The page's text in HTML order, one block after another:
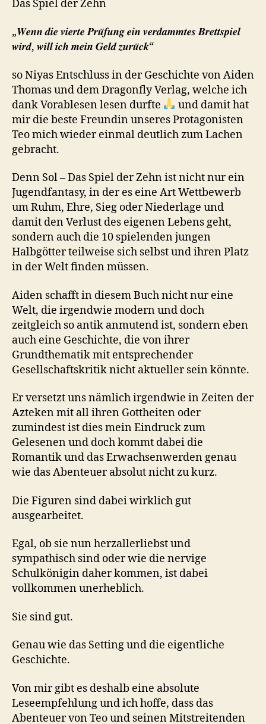
Das Spiel der Zehn
„𝑾𝒆𝒏𝒏 𝒅𝒊𝒆 𝒗𝒊𝒆𝒓𝒕𝒆 𝑷𝒓𝒖̈𝒇𝒖𝒏𝒈 𝒆𝒊𝒏 𝒗𝒆𝒓𝒅𝒂𝒎𝒎𝒕𝒆𝒔 𝑩𝒓𝒆𝒕𝒕𝒔𝒑𝒊𝒆𝒍
𝒘𝒊𝒓𝒅, 𝒘𝒊𝒍𝒍 𝒊𝒄𝒉 𝒎𝒆𝒊𝒏 𝑮𝒆𝒍𝒅 𝒛𝒖𝒓𝒖̈𝒄𝒌“
so Niyas Entschluss in der Geschichte von Aiden
Thomas und dem Dragonfly Verlag, welche ich
dank Vorablesen lesen durfte
und damit hat
mir die beste Freundin unseres Protagonisten
Teo mich wieder einmal deutlich zum Lachen
gebracht.
Denn Sol – Das Spiel der Zehn ist nicht nur ein
Jugendfantasy, in der es eine Art Wettbewerb
um Ruhm, Ehre, Sieg oder Niederlage und
damit den Verlust des eigenen Lebens geht,
sondern auch die 10 spielenden jungen
Halbgötter teilweise sich selbst und ihren Platz
in der Welt finden müssen.
Aiden schafft in diesem Buch nicht nur eine
Welt, die irgendwie modern und doch
zeitgleich so antik anmutend ist, sondern eben
auch eine Geschichte, die von ihrer
Grundthematik mit entsprechender
Gesellschaftskritik nicht aktueller sein könnte.
Er versetzt uns nämlich irgendwie in Zeiten der
Azteken mit all ihren Gottheiten oder
zumindest ist dies mein Eindruck zum
Gelesenen und doch kommt dabei die
Romantik und das Erwachsenwerden genau
wie das Abenteuer absolut nicht zu kurz.
Die Figuren sind dabei wirklich gut
ausgearbeitet.
Egal, ob sie nun herzallerliebst und
sympathisch sind oder wie die nervige
Schulkönigin daher kommen, ist dabei
vollkommen unerheblich.
Sie sind gut.
Genau wie das Setting und die eigentliche
Geschichte.
Von mir gibt es deshalb eine absolute
Leseempfehlung und ich hoffe, dass das
Abenteuer von Teo und seinen Mitstreitenden